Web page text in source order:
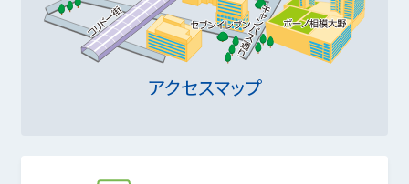
アクセスマップ